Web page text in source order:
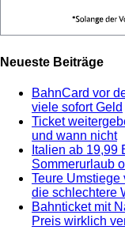
Neueste Beiträge
BahnCard vor
viele sofort Geld
Ticket
und wann nicht
Italien ab 19,99
Sommerurlaub
Teure
die schlechtere
Bahnticket mit
Preis wirklich